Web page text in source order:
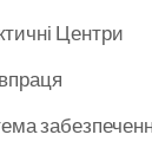
Центри